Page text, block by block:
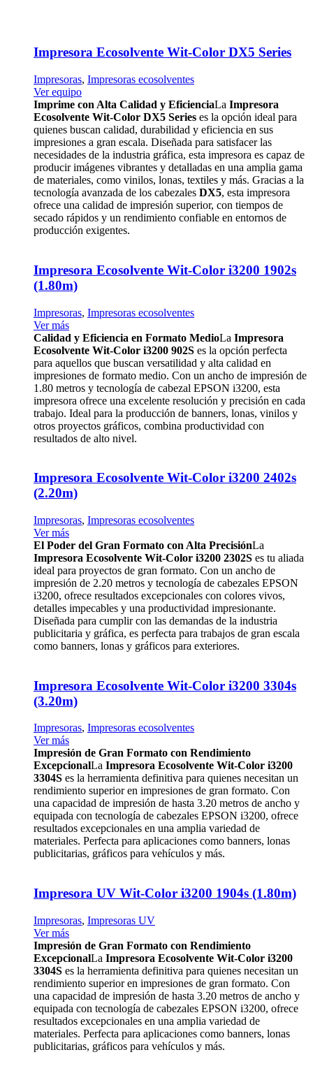
Impresora Ecosolvente Wit-Color DX5 Series
Impresoras, Impresoras ecosolventes
Ver equipo
Imprime con Alta Calidad y EficienciaLa Impresora
Ecosolvente Wit-Color DX5 Series es la opción ideal para
quienes buscan calidad, durabilidad y eficiencia en sus
impresiones a gran escala. Diseñada para satisfacer las
necesidades de la industria gráfica, esta impresora es capaz de
producir imágenes vibrantes y detalladas en una amplia gama
de materiales, como vinilos, lonas, textiles y más. Gracias a la
tecnología avanzada de los cabezales DX5, esta impresora
ofrece una calidad de impresión superior, con tiempos de
secado rápidos y un rendimiento confiable en entornos de
producción exigentes.
Impresora Ecosolvente Wit-Color i3200 1902s
(1.80m)
Impresoras, Impresoras ecosolventes
Ver más
Calidad y Eficiencia en Formato MedioLa Impresora
Ecosolvente Wit-Color i3200 902S es la opción perfecta
para aquellos que buscan versatilidad y alta calidad en
impresiones de formato medio. Con un ancho de impresión de
1.80 metros y tecnología de cabezal EPSON i3200, esta
impresora ofrece una excelente resolución y precisión en cada
trabajo. Ideal para la producción de banners, lonas, vinilos y
otros proyectos gráficos, combina productividad con
resultados de alto nivel.
Impresora Ecosolvente Wit-Color i3200 2402s
(2.20m)
Impresoras, Impresoras ecosolventes
Ver más
El Poder del Gran Formato con Alta PrecisiónLa
Impresora Ecosolvente Wit-Color i3200 2302S es tu aliada
ideal para proyectos de gran formato. Con un ancho de
impresión de 2.20 metros y tecnología de cabezales EPSON
i3200, ofrece resultados excepcionales con colores vivos,
detalles impecables y una productividad impresionante.
Diseñada para cumplir con las demandas de la industria
publicitaria y gráfica, es perfecta para trabajos de gran escala
como banners, lonas y gráficos para exteriores.
Impresora Ecosolvente Wit-Color i3200 3304s
(3.20m)
Impresoras, Impresoras ecosolventes
Ver más
Impresión de Gran Formato con Rendimiento
ExcepcionalLa Impresora Ecosolvente Wit-Color i3200
3304S es la herramienta definitiva para quienes necesitan un
rendimiento superior en impresiones de gran formato. Con
una capacidad de impresión de hasta 3.20 metros de ancho y
equipada con tecnología de cabezales EPSON i3200, ofrece
resultados excepcionales en una amplia variedad de
materiales. Perfecta para aplicaciones como banners, lonas
publicitarias, gráficos para vehículos y más.
Impresora UV Wit-Color i3200 1904s (1.80m)
Impresoras, Impresoras UV
Ver más
Impresión de Gran Formato con Rendimiento
ExcepcionalLa Impresora Ecosolvente Wit-Color i3200
3304S es la herramienta definitiva para quienes necesitan un
rendimiento superior en impresiones de gran formato. Con
una capacidad de impresión de hasta 3.20 metros de ancho y
equipada con tecnología de cabezales EPSON i3200, ofrece
resultados excepcionales en una amplia variedad de
materiales. Perfecta para aplicaciones como banners, lonas
publicitarias, gráficos para vehículos y más.